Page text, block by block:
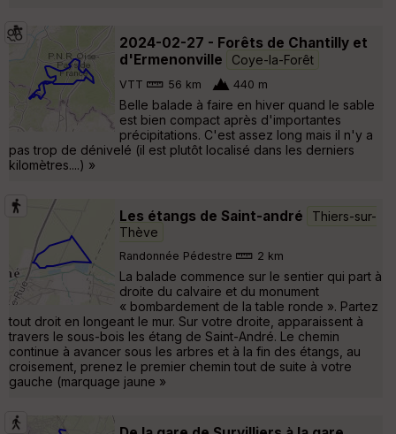
2024-02-27 - Forêts de Chantilly et
d'Ermenonville
Coye-la-Forêt
VTT 56 km 440 m
Belle balade à faire en hiver quand le sable
est bien compact après d'importantes
précipitations. C'est assez long mais il n'y a
pas trop de dénivelé (il est plutôt localisé dans les derniers
kilomètres....) »
Les étangs de Saint-andré
Thiers-sur-
Thève
Randonnée Pédestre 2 km
La balade commence sur le sentier qui part à
droite du calvaire et du monument
« bombardement de la table ronde ». Partez
tout droit en longeant le mur. Sur votre droite, apparaissent à
travers le sous-bois les étang de Saint-André. Le chemin
continue à avancer sous les arbres et à la fin des étangs, au
croisement, prenez le premier chemin tout de suite à votre
gauche (marquage jaune »